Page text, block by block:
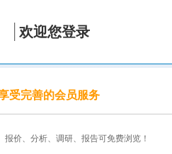
欢迎您登录
受完善的会员服务
报价、分析、调研、报告可免费浏览！